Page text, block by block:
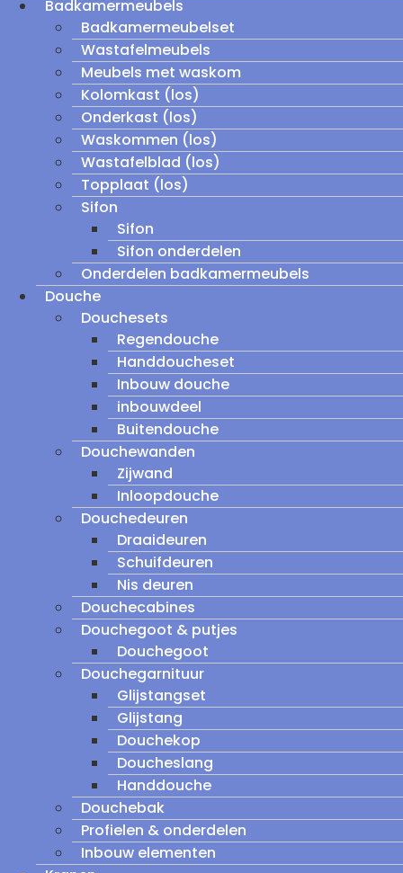
Badkamermeubels
Badkamermeubelset
Wastafelmeubels
Meubels met waskom
Kolomkast (los)
Onderkast (los)
Waskommen (los)
Wastafelblad (los)
Topplaat (los)
Sifon
Sifon
Sifon onderdelen
Onderdelen badkamermeubels
Douche
Douchesets
Regendouche
Handdoucheset
Inbouw douche
inbouwdeel
Buitendouche
Douchewanden
Zijwand
Inloopdouche
Douchedeuren
Draaideuren
Schuifdeuren
Nis deuren
Douchecabines
Douchegoot & putjes
Douchegoot
Douchegarnituur
Glijstangset
Glijstang
Douchekop
Doucheslang
Handdouche
Douchebak
Profielen & onderdelen
Inbouw elementen